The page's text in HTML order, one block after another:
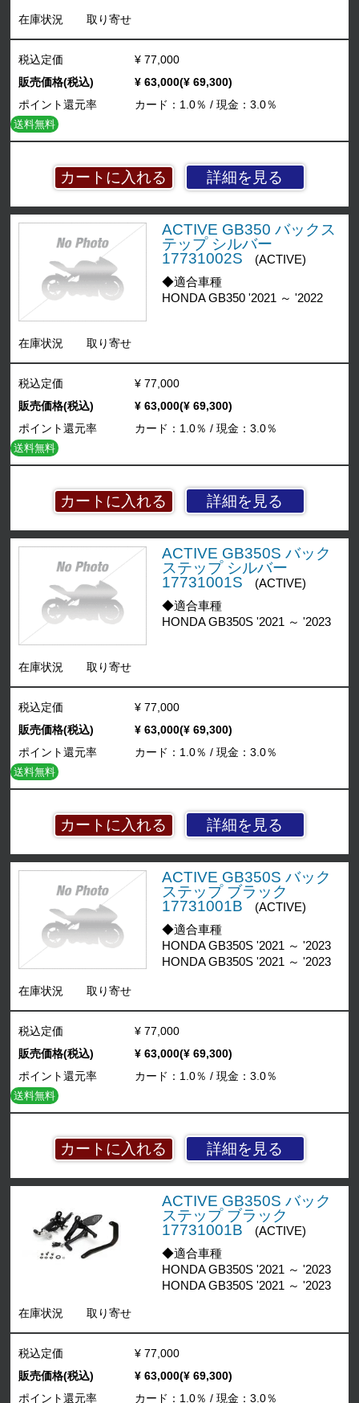
在庫状況 取り寄せ
詳細を見る
税込定価
¥ 77,000
販売価格(税込)
¥ 63,000(¥ 69,300)
ポイント還元率
カード：1.0％ / 現金：3.0％
送料無料
ACTIVE GB350 バックス
テップ シルバー
17731002S
(ACTIVE)
◆適合車種
HONDA GB350 '2021 ～ '2022
在庫状況 取り寄せ
詳細を見る
税込定価
¥ 77,000
販売価格(税込)
¥ 63,000(¥ 69,300)
ポイント還元率
カード：1.0％ / 現金：3.0％
送料無料
ACTIVE GB350S バック
ステップ シルバー
17731001S
(ACTIVE)
◆適合車種
HONDA GB350S '2021 ～ '2023
在庫状況 取り寄せ
詳細を見る
税込定価
¥ 77,000
販売価格(税込)
¥ 63,000(¥ 69,300)
ポイント還元率
カード：1.0％ / 現金：3.0％
送料無料
ACTIVE GB350S バック
ステップ ブラック
17731001B
(ACTIVE)
◆適合車種
HONDA GB350S '2021 ～ '2023
HONDA GB350S '2021 ～ '2023
在庫状況 取り寄せ
詳細を見る
税込定価
¥ 77,000
販売価格(税込)
¥ 63,000(¥ 69,300)
ポイント還元率
カード：1.0％ / 現金：3.0％
送料無料
ACTIVE GB350S バック
ステップ ブラック
17731001B
(ACTIVE)
◆適合車種
HONDA GB350S '2021 ～ '2023
HONDA GB350S '2021 ～ '2023
在庫状況 取り寄せ
税込定価
¥ 77,000
販売価格(税込)
¥ 63,000(¥ 69,300)
ポイント還元率
カード：1.0％ / 現金：3.0％